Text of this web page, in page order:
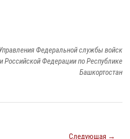
Федеральной службы войск
Российской Федерации по Республике
Башкортостан
Следующая →